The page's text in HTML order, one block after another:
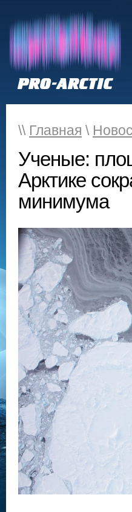
\\ Главная \
Ученые:
Арктике
минимума